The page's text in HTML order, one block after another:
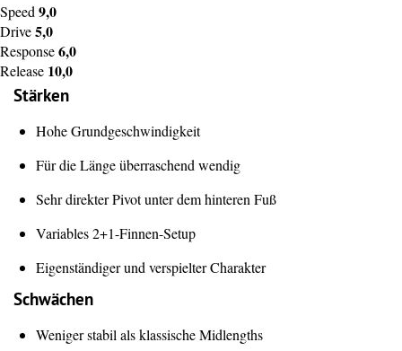
Speed9,0
Drive5,0
Response6,0
Release 10,0
Stärken
Hohe Grundgeschwindigkeit
Für die Länge überraschend wendig
Sehr direkter Pivot unter dem hinteren Fuß
Variables 2+1-Finnen-Setup
Eigenständiger und verspielter Charakter
Schwächen
Weniger stabil als klassische Midlengths